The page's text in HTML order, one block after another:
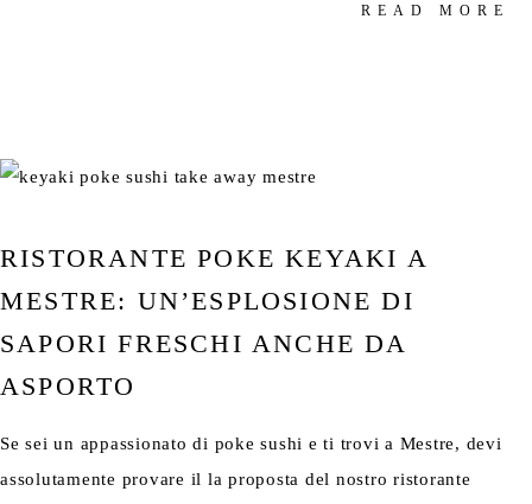
READ MORE
RISTORANTE POKE KEYAKI A
MESTRE: UN’ESPLOSIONE DI
SAPORI FRESCHI ANCHE DA
ASPORTO
Se sei un appassionato di poke sushi e ti trovi a Mestre, devi
assolutamente provare il la proposta del nostro ristorante